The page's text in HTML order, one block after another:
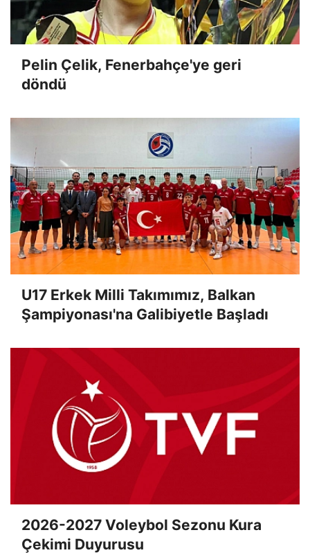
Pelin Çelik, Fenerbahçe'ye geri
döndü
U17 Erkek Milli Takımımız, Balkan
Şampiyonası'na Galibiyetle Başladı
2026-2027 Voleybol Sezonu Kura
Çekimi Duyurusu